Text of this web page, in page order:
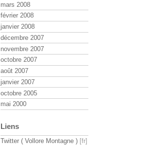
mars 2008
février 2008
janvier 2008
décembre 2007
novembre 2007
octobre 2007
août 2007
janvier 2007
octobre 2005
mai 2000
Liens
Twitter ( Vollore Montagne )